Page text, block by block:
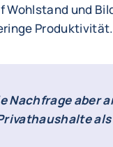
Wohlstand und
Produktivität.
Nachfrage aber